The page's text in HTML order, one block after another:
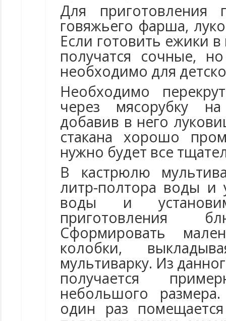
Для приготовления
говяжьего фарша,
Если готовить ежики
получатся сочные,
необходимо для
Необходимо
через мясорубку
добавив в него
стакана хорошо
нужно будет все
В кастрюлю
литр-полтора воды и
воды и
Сформировать
колобки,
мультиварку. Из
получается
небольшого
один раз